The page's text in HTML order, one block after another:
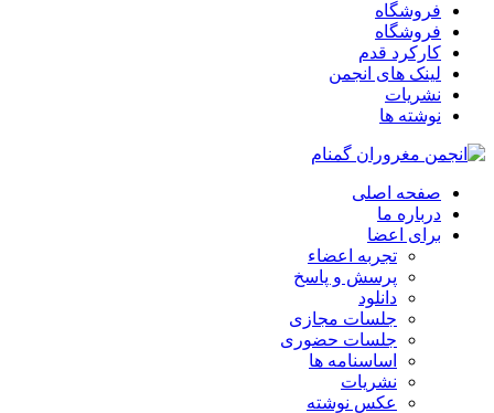
فروشگاه
فروشگاه
کارکرد قدم
لینک های انجمن
نشریات
نوشته ها
صفحه اصلی
درباره ما
برای اعضا
تجربه اعضاء
پرسش و پاسخ
دانلود
جلسات مجازی
جلسات حضوری
اساسنامه ها
نشریات
عکس نوشته